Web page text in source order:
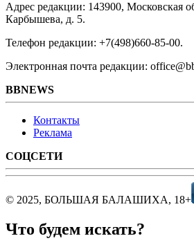
Адрес редакции: 143900, Московская
Карбышева, д. 5.
Телефон редакции: +7(498)660-85-00.
Электронная почта редакции:
BBNEWS
Контакты
Реклама
СОЦСЕТИ
© 2025, БОЛЬШАЯ БАЛАШИХА, 18+
Что будем искать?